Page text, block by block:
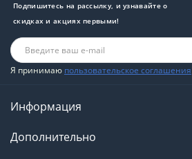
Подпишитесь на рассылку, и узнавайте о
скидках и акциях первыми!
Я принимаю пользовательское соглашения
Информация
Дополнительно